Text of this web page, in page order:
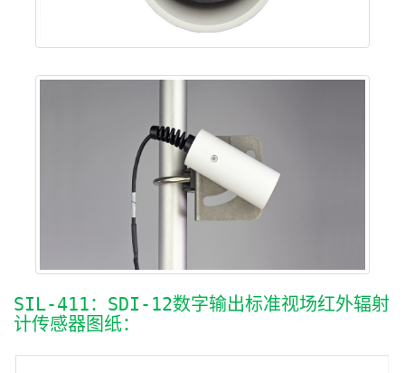
SIL-411：SDI-12数字输出标准视场红外辐射
计传感器图纸：